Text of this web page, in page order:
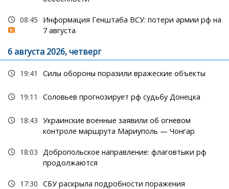
08:45
Информация Генштаба ВСУ: потери армии рф на
7 августа
6 августа 2026, четверг
19:41 Силы обороны поразили вражеские объекты
19:11 Соловьев прогнозирует рф судьбу Донецка
18:43 Украинские военные заявили об огневом
контроле маршрута Мариуполь — Чонгар
18:03 Добропольское направление: флаговтыки рф
продолжаются
17:30 СБУ раскрыла подробности поражения